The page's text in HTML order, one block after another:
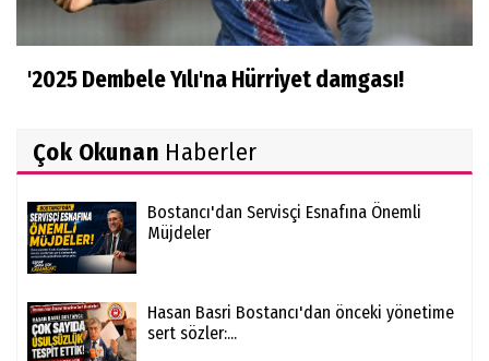
'2025 Dembele Yılı'na Hürriyet damgası!
Çok Okunan Haberler
Bostancı'dan Servisçi Esnafına Önemli
Müjdeler
Hasan Basri Bostancı'dan önceki yönetime
sert sözler:...